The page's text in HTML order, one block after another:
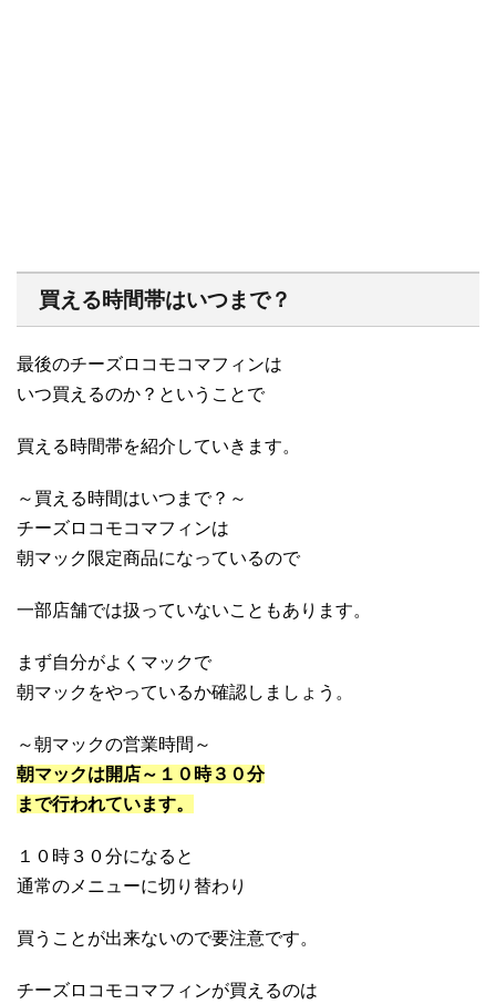
買える時間帯はいつまで？
最後のチーズロコモコマフィンは
いつ買えるのか？ということで
買える時間帯を紹介していきます。
～買える時間はいつまで？～
チーズロコモコマフィンは
朝マック限定商品になっているので
一部店舗では扱っていないこともあります。
まず自分がよくマックで
朝マックをやっているか確認しましょう。
～朝マックの営業時間～
朝マックは開店～１０時３０分
まで行われています。
１０時３０分になると
通常のメニューに切り替わり
買うことが出来ないので要注意です。
チーズロコモコマフィンが買えるのは